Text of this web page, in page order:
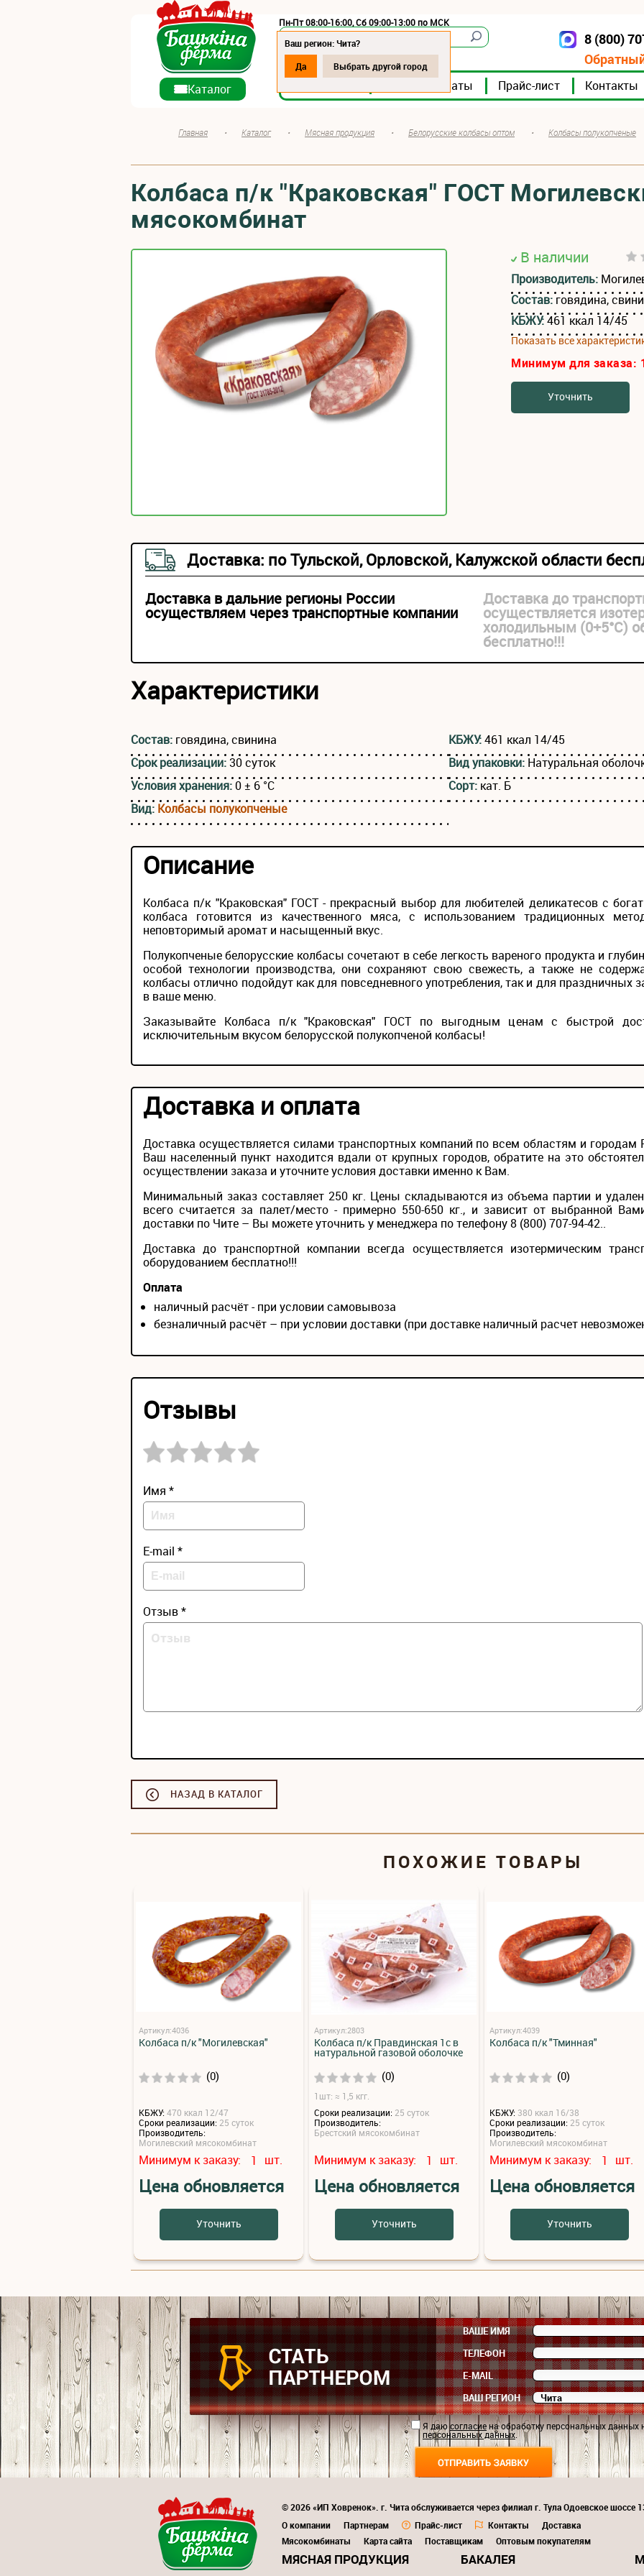
Пн-Пт 08:00-16:00, Сб 09:00-13:00 по МСК
Мясокомбинаты Прайс-лист Контакты
8 (800)
Ваш регион: Чита?
Да
Выбрать другой город
Каталог
Главная • Каталог • Мясная продукция • Белорусские колбасы оптом • Колбасы полукопченые
Колбаса п/к "Краковская" ГОСТ
мясокомбинат
В наличии
Производитель:
Состав: говядина,
КБЖУ:461 ккал 14/45
Показать все
Минимум для заказа:
Уточнить
Доставка: по Тульской, Орловской, Калужской области
Доставка в дальние регионы России
осуществляем через транспортные компании
Доставка до
осуществляется
холодильным (0+5°С)
бесплатно!!!
Характеристики
Состав: говядина, свинина КБЖУ:461 ккал 14/45
Срок реализации:30 суток Вид упаковки: Натуральная
Условия хранения:0 ± 6 °С Сорт: кат. Б
Вид: Колбасы полукопченые
Описание
Колбаса п/к "Краковская" ГОСТ - прекрасный выбор для любителей деликатесов с
колбаса готовится из качественного мяса, с использованием традиционных
неповторимый аромат и насыщенный вкус.
Полукопченые белорусские колбасы сочетают в себе легкость вареного продукта и
особой технологии производства, они сохраняют свою свежесть, а также не
колбасы отлично подойдут как для повседневного употребления, так и для праздничных
в ваше меню.
Заказывайте Колбаса п/к "Краковская" ГОСТ по выгодным ценам с быстрой
исключительным вкусом белорусской полукопченой колбасы!
Доставка и оплата
Доставка осуществляется силами транспортных компаний по всем областям и городам
Ваш населенный пункт находится вдали от крупных городов, обратите на это
осуществлении заказа и уточните условия доставки именно к Вам.
Минимальный заказ составляет 250 кг. Цены складываются из объема партии и
всего считается за палет/место - примерно 550-650 кг., и зависит от выбранной
доставки по Чите – Вы можете уточнить у менеджера по телефону 8 (800) 707-94-42..
Доставка до транспортной компании всегда осуществляется изотермическим
оборудованием бесплатно!!!
Оплата
наличный расчёт - при условии самовывоза
безналичный расчёт – при условии доставки (при доставке наличный расчет
Отзывы
Имя *
E-mail *
Отзыв *
НАЗАД В КАТАЛОГ
ПОХОЖИЕ ТОВАРЫ
Артикул:4036
Колбаса п/к "Могилевская"
(0)
КБЖУ:470 ккал 12/47
Сроки реализации: 25 суток
Производитель:
Могилевский мясокомбинат
Минимум к заказу: 1 шт.
Цена обновляется
Уточнить
Артикул:2803
Колбаса п/к Правдинская 1с в
натуральной газовой оболочке
(0)
1шт: ≈ 1,5 кгг.
Сроки реализации: 25 суток
Производитель:
Брестский мясокомбинат
Минимум к заказу: 1 шт.
Цена обновляется
Уточнить
Артикул:4039
Колбаса п/к "Тминная"
(0)
КБЖУ: 380 ккал 16/38
Сроки реализации: 25 суток
Производитель:
Могилевский мясокомбинат
Минимум к заказу: 1 шт.
Цена обновляется
Уточнить
ВАШЕ ИМЯ
ТЕЛЕФОН
E-MAIL
ВАШ РЕГИОН
Я даюсогласиена обработку персональных данных
персональных данных.
© 2026 «ИП Ховренок». г. Чита обслуживается через филиал г. Тула Одоевское шоссе
О компании
Партнерам Прайс-лист Контакты
Доставка
Мясокомбинаты
Карта сайта Поставщикам Оптовым покупателям
МЯСНАЯ ПРОДУКЦИЯ БАКАЛЕЯ